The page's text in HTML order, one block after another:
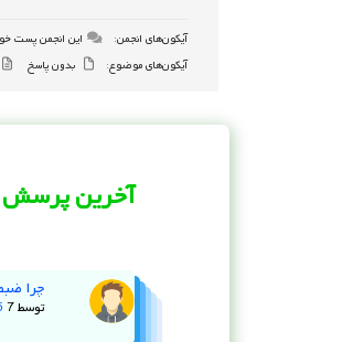
آیکون‌های انجمن: این انجمن پست
آیکون‌های موضوع:
بدون پاسخ
آخرین پرسش
چرا
توسط7 ماه پیش